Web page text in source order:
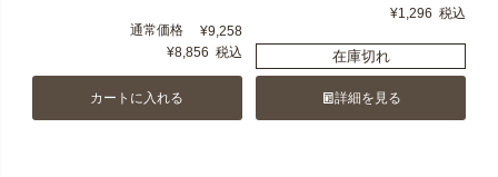
通常価格 ¥9,258
¥8,856 税込
カートに入れる
¥1,296 税込
在庫切れ
詳細を見る